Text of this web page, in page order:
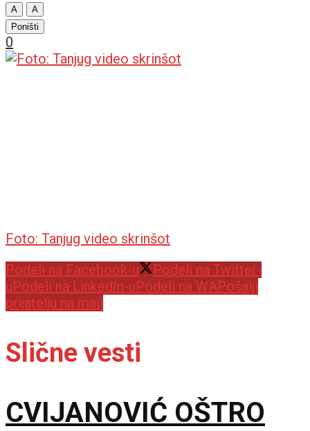
A
A
Poništi
0
Foto: Tanjug video skrinšot
Podeli na Facebook-u
Podeli na Twitter-
uPodeli na LinkedIn-uPodeli na WAPošalji
prijatelju na mail
Slične vesti
CVIJANOVIĆ OŠTRO